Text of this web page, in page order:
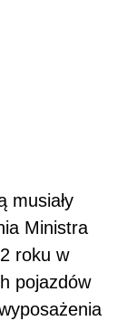
musiały
Ministra
roku w
pojazdów